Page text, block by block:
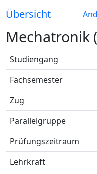
Übersicht
Mechatronik
Studiengang
Fachsemester
Zug
Parallelgruppe
Prüfungszeitraum
Lehrkraft